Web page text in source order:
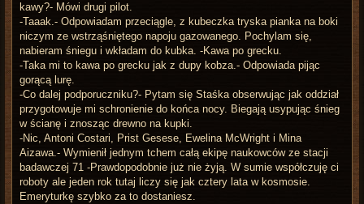
kawy?- Mówi drugi pilot.
-Taaak.- Odpowiadam przeciągle, z kubeczka tryska pianka na boki
niczym ze wstrząśniętego napoju gazowanego. Pochylam się,
nabieram śniegu i wkładam do kubka. -Kawa po grecku.
-Taka mi to kawa po grecku jak z dupy kobza.- Odpowiada pijąc
gorącą lurę.
-Co dalej podporuczniku?- Pytam się Staśka obserwując jak oddział
przygotowuje mi schronienie do końca nocy. Biegają usypując śnieg
w ścianę i znosząc drewno na kupki.
-Nic, Antoni Costari, Prist Gesese, Ewelina McWright i Mina
Aizawa.- Wymienił jednym tchem całą ekipę naukowców ze stacji
badawczej 71 -Prawdopodobnie już nie żyją. W sumie współczuję ci
roboty ale jeden rok tutaj liczy się jak cztery lata w kosmosie.
Emeryturkę szybko za to dostaniesz.